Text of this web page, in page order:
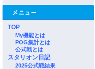
TOP
My機能とは
POG集計とは
公式戦とは
スタリオン日記
2025公式戦結果